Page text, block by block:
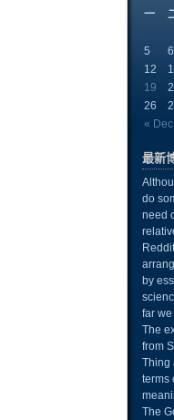
一
« Dec
5
6
12
19
26
最新
do
need
by
far
The
from
Thing
terms
The